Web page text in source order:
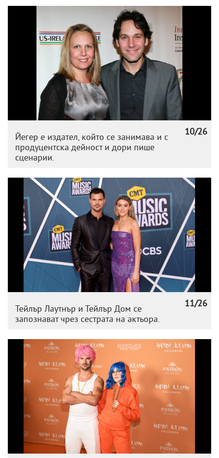
10/26
Йегер е издател, който се занимава и с
продуцентска дейност и дори пише
сценарии.
11/26
Тейлър Лаутнър и Тейлър Дом се
запознават чрез сестрата на актьора.